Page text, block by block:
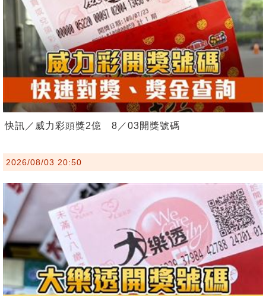
快訊／威力彩頭獎2億 8／03開獎號碼
2026/08/03 20:50